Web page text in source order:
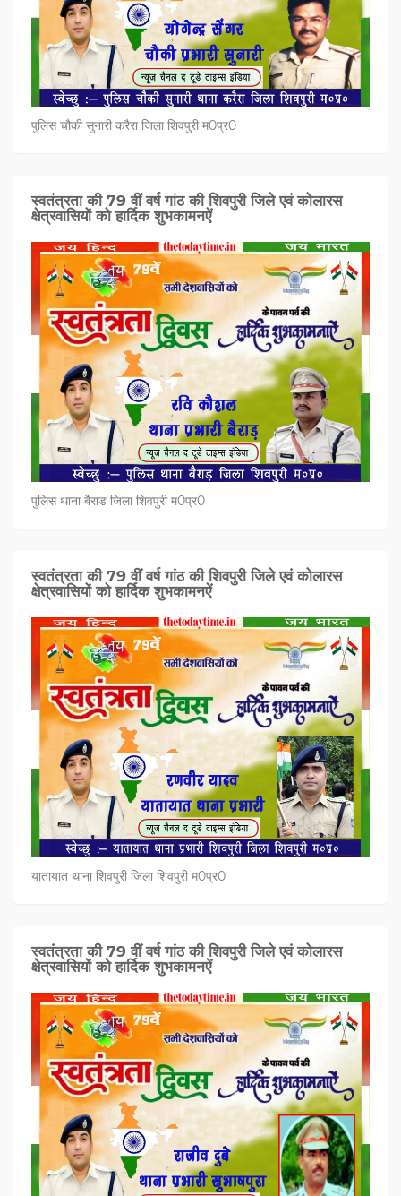
पुलिस चौकी सुनारी करैरा जिला शिवपुरी म0प्र0
स्वतंत्रता की 79 वीं वर्ष गांठ की शिवपुरी जिले एवं कोलारस
क्षेत्रवासियों को हार्दिक शुभकामनऐं
पुलिस थाना बैराड जिला शिवपुरी म0प्र0
स्वतंत्रता की 79 वीं वर्ष गांठ की शिवपुरी जिले एवं कोलारस
क्षेत्रवासियों को हार्दिक शुभकामनऐं
यातायात थाना शिवपुरी जिला शिवपुरी म0प्र0
स्वतंत्रता की 79 वीं वर्ष गांठ की शिवपुरी जिले एवं कोलारस
क्षेत्रवासियों को हार्दिक शुभकामनऐं